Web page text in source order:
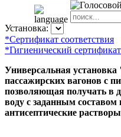
Установка:
*Сертификат соответствия
*Гигиенический сертификат
Универсальная
пассажирских вагонов с
позволяющая получать в
воду с заданным
антисептические